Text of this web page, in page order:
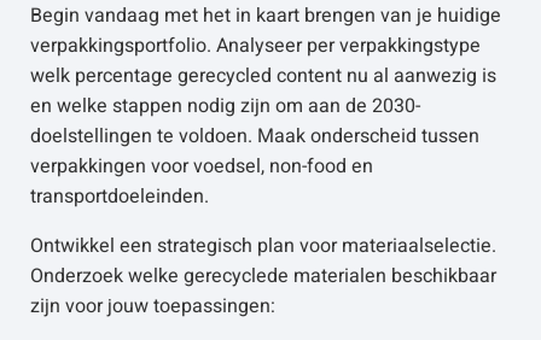
Begin vandaag met het in kaart brengen van je huidige
verpakkingsportfolio. Analyseer per verpakkingstype
welk percentage gerecycled content nu al aanwezig is
en welke stappen nodig zijn om aan de 2030-
doelstellingen te voldoen. Maak onderscheid tussen
verpakkingen voor voedsel, non-food en
transportdoeleinden.
Ontwikkel een strategisch plan voor materiaalselectie.
Onderzoek welke gerecyclede materialen beschikbaar
zijn voor jouw toepassingen: